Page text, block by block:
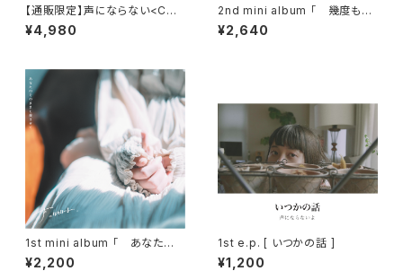
【通販限定】声にならない<CD
おまとめセット>
¥4,980
2nd mini album 「 幾度も愛
を染められて 」
¥2,640
1st mini album 「 あなたの
そのままを愛させて 」
¥2,200
1st e.p. [ いつかの話 ]
¥1,200